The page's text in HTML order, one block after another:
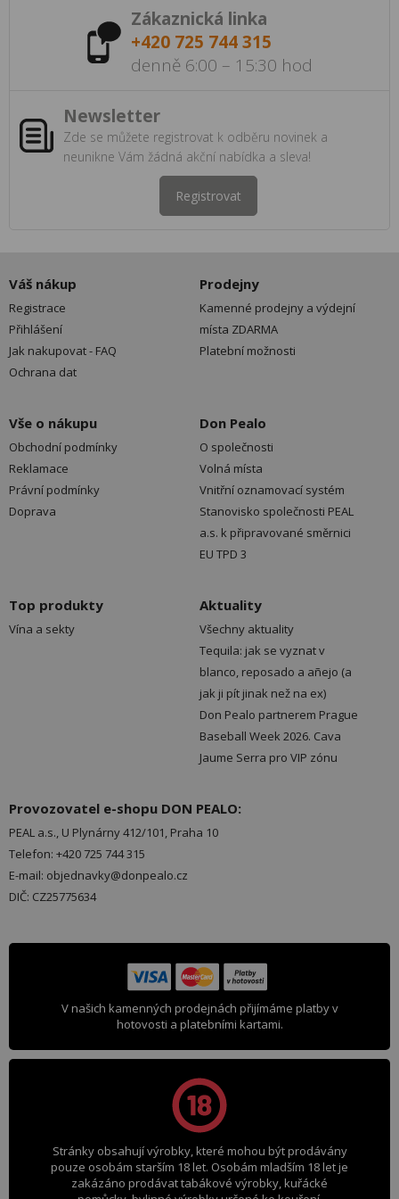
Zákaznická linka
+420 725 744 315
denně 6:00 – 15:30 hod
Newsletter
Zde se můžete registrovat k odběru novinek a
neunikne Vám žádná akční nabídka a sleva!
Registrovat
Váš nákup
Registrace
Přihlášení
Jak nakupovat - FAQ
Ochrana dat
Prodejny
Kamenné prodejny a výdejní
místa ZDARMA
Platební možnosti
Vše o nákupu
Obchodní podmínky
Reklamace
Právní podmínky
Doprava
Don Pealo
O společnosti
Volná místa
Vnitřní oznamovací systém
Stanovisko společnosti PEAL
a.s. k připravované směrnici
EU TPD 3
Top produkty
Vína a sekty
Aktuality
Všechny aktuality
Tequila: jak se vyznat v
blanco, reposado a añejo (a
jak ji pít jinak než na ex)
Don Pealo partnerem Prague
Baseball Week 2026. Cava
Jaume Serra pro VIP zónu
Provozovatel e-shopu DON PEALO:
PEAL a.s., U Plynárny 412/101, Praha 10
Telefon: +420 725 744 315
E-mail: objednavky@donpealo.cz
DIČ: CZ25775634
V našich kamenných prodejnách přijímáme platby v
hotovosti a platebními kartami.
Stránky obsahují výrobky, které mohou být prodávány
pouze osobám starším 18 let. Osobám mladším 18 let je
zakázáno prodávat tabákové výrobky, kuřácké